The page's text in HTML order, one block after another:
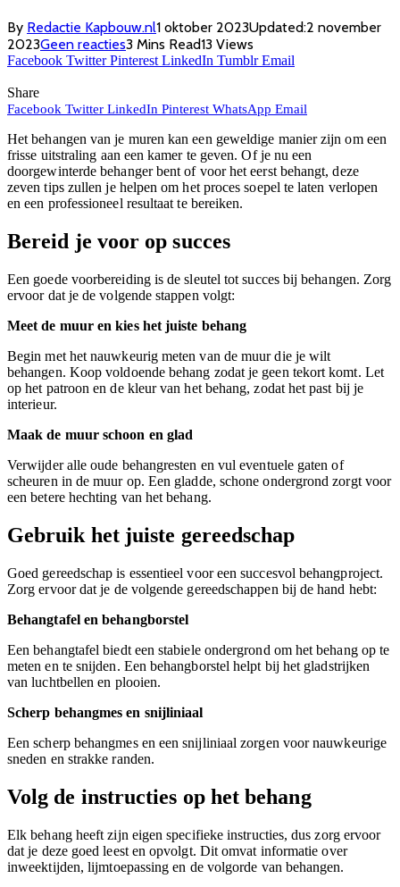
By Redactie Kapbouw.nl1 oktober 2023Updated:2 november
2023Geen reacties3 Mins Read13 Views
Facebook Twitter Pinterest LinkedIn Tumblr Email
Share
Facebook Twitter LinkedIn Pinterest WhatsApp Email
Het behangen van je muren kan een geweldige manier zijn om een
frisse uitstraling aan een kamer te geven. Of je nu een
doorgewinterde behanger bent of voor het eerst behangt, deze
zeven tips zullen je helpen om het proces soepel te laten verlopen
en een professioneel resultaat te bereiken.
Bereid je voor op succes
Een goede voorbereiding is de sleutel tot succes bij behangen. Zorg
ervoor dat je de volgende stappen volgt:
Meet de muur en kies het juiste behang
Begin met het nauwkeurig meten van de muur die je wilt
behangen. Koop voldoende behang zodat je geen tekort komt. Let
op het patroon en de kleur van het behang, zodat het past bij je
interieur.
Maak de muur schoon en glad
Verwijder alle oude behangresten en vul eventuele gaten of
scheuren in de muur op. Een gladde, schone ondergrond zorgt voor
een betere hechting van het behang.
Gebruik het juiste gereedschap
Goed gereedschap is essentieel voor een succesvol behangproject.
Zorg ervoor dat je de volgende gereedschappen bij de hand hebt:
Behangtafel en behangborstel
Een behangtafel biedt een stabiele ondergrond om het behang op te
meten en te snijden. Een behangborstel helpt bij het gladstrijken
van luchtbellen en plooien.
Scherp behangmes en snijliniaal
Een scherp behangmes en een snijliniaal zorgen voor nauwkeurige
sneden en strakke randen.
Volg de instructies op het behang
Elk behang heeft zijn eigen specifieke instructies, dus zorg ervoor
dat je deze goed leest en opvolgt. Dit omvat informatie over
inweektijden, lijmtoepassing en de volgorde van behangen.